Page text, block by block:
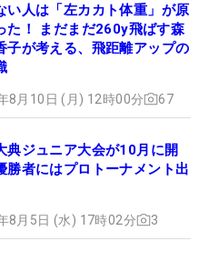
い人は「左カカト体重」が原
た！ まだまだ260y飛ばす森
子が考える、飛距離アップの
8月10日 (月) 12時00分 67
典ジュニア大会が10月に開
者にはプロトーナメント出
8月5日 (水) 17時02分 3